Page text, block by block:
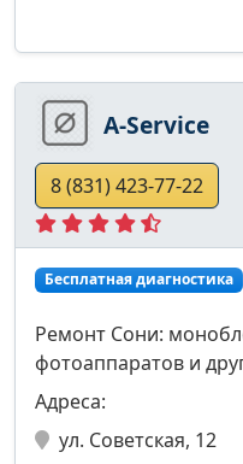
A-Service
8 (831) 423-77-22
Бесплатная диагностика
Ремонт Сони:
фотоаппаратов и
Адреса:
ул. Советская, 12